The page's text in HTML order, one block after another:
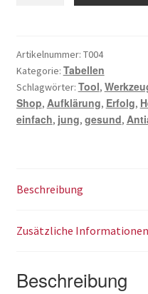
Artikelnummer: T004
Kategorie: Tabellen
Schlagwörter: Tool,
Shop, Aufklärung, Erfolg,
einfach, jung, gesund,
Beschreibung
Zusätzliche Informationen
Beschreibung